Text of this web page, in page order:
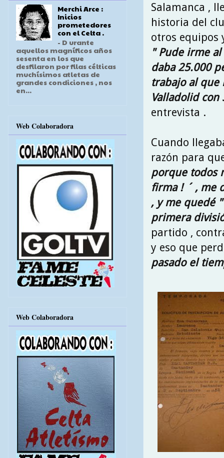
Salamanca ,
historia del
otros equipos
" Pude irme al
daba 25.000
trabajo al que
Valladolid con
entrevista .
Cuando
razón para
porque todos
firma ! ´ , me
, y me quedé
primera
partido ,
y eso que
pasado el
Merchi Arce :
Inicios
prometedores
con el Celta .
- D urante
aquellos magníficos años
sesenta en los que
desfilaron por filas célticas
muchísimos atletas de
grandes condiciones , nos
en...
Web Colaboradora
Web Colaboradora